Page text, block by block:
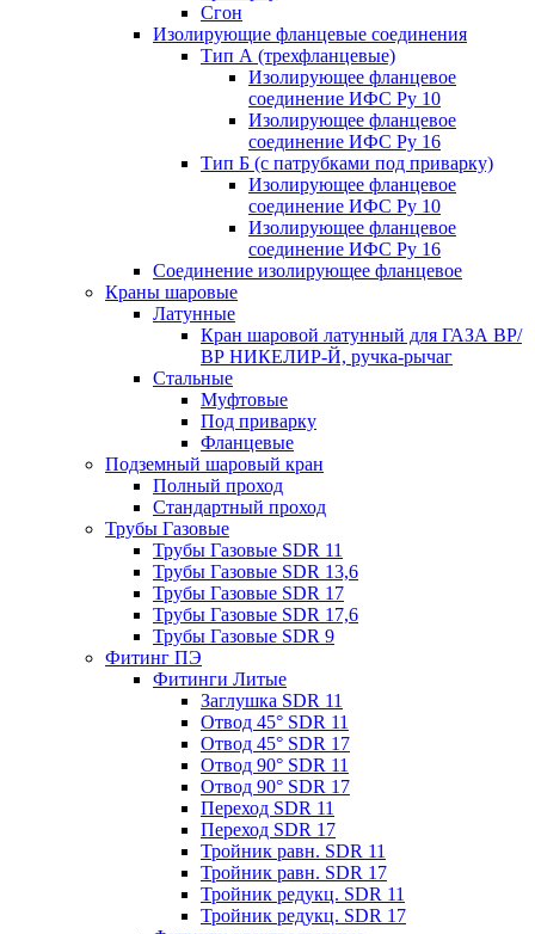
Сгон
Изолирующие фланцевые соединения
Тип А (трехфланцевые)
Изолирующее фланцевое
соединение ИФС Ру 10
Изолирующее фланцевое
соединение ИФС Ру 16
Тип Б (с патрубками под приварку)
Изолирующее фланцевое
соединение ИФС Ру 10
Изолирующее фланцевое
соединение ИФС Ру 16
Соединение изолирующее фланцевое
Краны шаровые
Латунные
Кран шаровой латунный для ГАЗА ВР/
ВР НИКЕЛИР-Й, ручка-рычаг
Стальные
Муфтовые
Под приварку
Фланцевые
Подземный шаровый кран
Полный проход
Стандартный проход
Трубы Газовые
Трубы Газовые SDR 11
Трубы Газовые SDR 13,6
Трубы Газовые SDR 17
Трубы Газовые SDR 17,6
Трубы Газовые SDR 9
Фитинг ПЭ
Фитинги Литые
Заглушка SDR 11
Отвод 45° SDR 11
Отвод 45° SDR 17
Отвод 90° SDR 11
Отвод 90° SDR 17
Переход SDR 11
Переход SDR 17
Тройник равн. SDR 11
Тройник равн. SDR 17
Тройник редукц. SDR 11
Тройник редукц. SDR 17